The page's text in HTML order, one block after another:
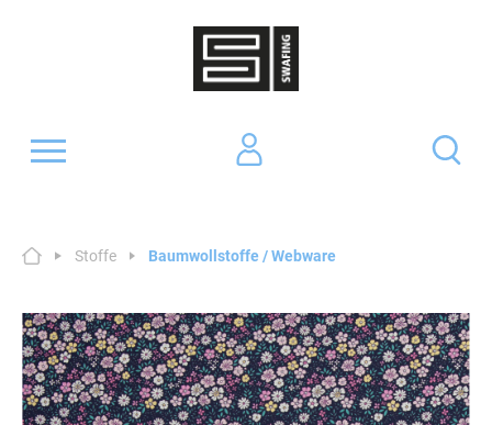
Stoffe Baumwollstoffe / Webware